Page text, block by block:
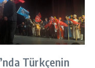
Türkçenin